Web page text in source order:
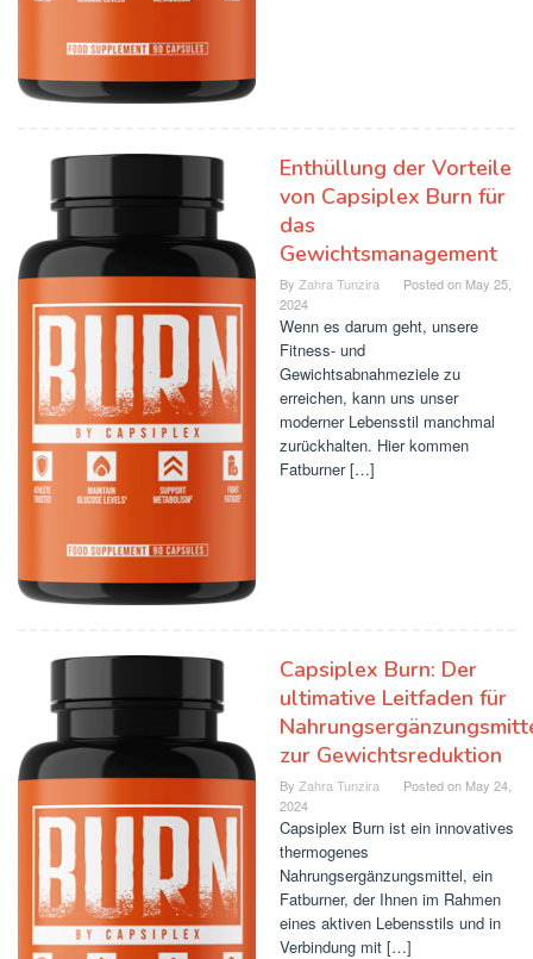
Enthüllung der Vorteile
von Capsiplex Burn für
das
Gewichtsmanagement
By Zahra Tunzira Posted on May 25,
2024
Wenn es darum geht, unsere
Fitness- und
Gewichtsabnahmeziele zu
erreichen, kann uns unser
moderner Lebensstil manchmal
zurückhalten. Hier kommen
Fatburner […]
Capsiplex Burn: Der
ultimative Leitfaden für
zur Gewichtsreduktion
By Zahra Tunzira Posted on May 24,
2024
Capsiplex Burn ist ein innovatives
thermogenes
Nahrungsergänzungsmittel, ein
Fatburner, der Ihnen im Rahmen
eines aktiven Lebensstils und in
Verbindung mit […]